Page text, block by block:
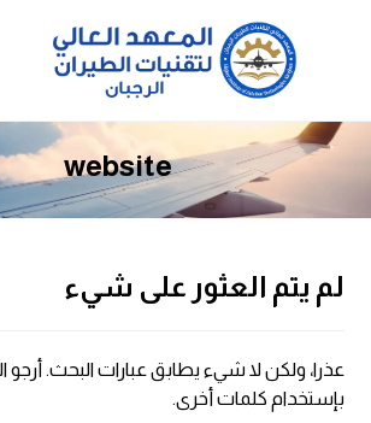
website
لم يتم العثور على شيء
عذرا، ولكن لا شيء يطابق عبارات البحث. أرجو
بإستخدام كلمات أخرى.